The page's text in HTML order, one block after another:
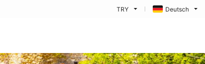
TRY Deutsch